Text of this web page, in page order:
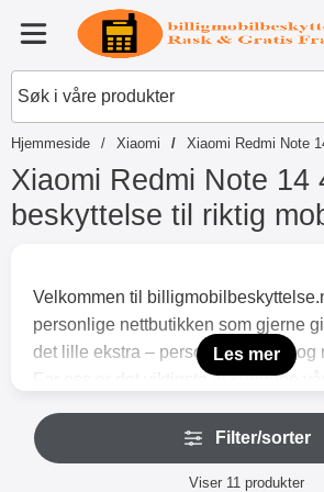
Meny Startsiden
Hjemmeside Xiaomi Xiaomi Redmi Note
Xiaomi Redmi Note 14
beskyttelse til riktig
Les mer
Velkommen til
personlige nettbutikken som gjerne
det lille ekstra – personlig service og
For oss er det viktigste at kundene
Her på siden finner du alle våre
Redmi Note 14 4G. Alle
Filter/sorter
Viser 11 produkter